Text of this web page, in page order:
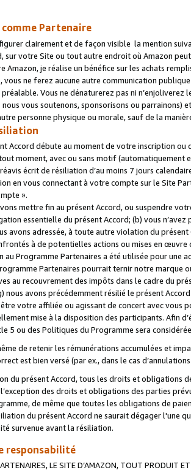
Partenaire
clairement et de façon visible la mention
sur votre Site ou tout autre endroit où Amazon
Amazon, je réalise un bénéfice sur les achats
ne ferez aucune autre communication
Vous ne dénaturerez pas ni
vous soutenons, sponsorisons ou parrainons)
personne physique ou morale, sauf de la
Accord débute au moment de votre inscription
moment, avec ou sans motif (automatiquement
écrit de résiliation d’au moins 7 jours
en vous connectant à votre compte sur le Site
».
mettre fin au présent Accord, ou suspendre
essentielle du présent Accord; (b) vous
avons adressée, à toute autre violation du
à de potentielles actions ou mises en
Programme Partenaires a été utilisée pour une
Partenaires pourrait ternir notre marque
au recouvrement des impôts dans le cadre du
nous avons précédemment résilié le présent
votre affiliée ou agissant de concert avec vous
mise à la disposition des participants. Afin
5 ou des Politiques du Programme sera
de retenir les rémunérations accumulées et
est bien versé (par ex., dans le cas
du présent Accord, tous les droits et obligations
des droits et obligations des parties
de même que toutes les obligations de
du présent Accord ne saurait dégager l'une
survenue avant la résiliation.
responsabilité
LE SITE D’AMAZON, TOUT PRODUIT